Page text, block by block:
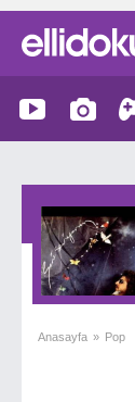
Anasayfa » Pop